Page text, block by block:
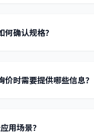
确认规格？
时需要提供哪些信息？
用场景？